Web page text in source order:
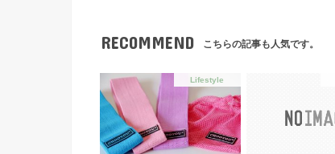
RECOMMEND こちらの記事も人気です。
Lifestyle